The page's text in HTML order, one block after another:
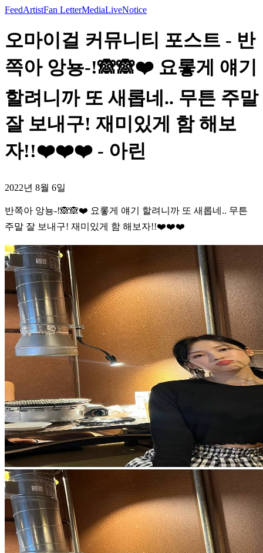
FeedArtistFan LetterMediaLiveNotice
오마이걸 커뮤니티 포스트 - 반
쪽아 앙뇽-!🙈🙈❤️ 요롷게 얘기
할려니까 또 새롭네.. 무튼 주말
잘 보내구! 재미있게 함 해보
자!!❤️❤️❤️ - 아린
2022년 8월 6일
반쪽아 앙뇽-!🙈🙈❤️ 요롷게 얘기 할려니까 또 새롭네.. 무튼
주말 잘 보내구! 재미있게 함 해보자!!❤️❤️❤️